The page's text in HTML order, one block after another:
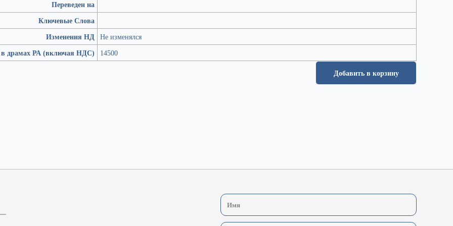
Переведен на
Ключевые Слова
Изменения НД Не изменялся
драмах РА (включая НДС)
14500
Добавить в корзину